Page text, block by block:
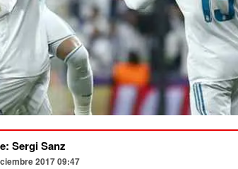
Sergi Sanz
2017 09:47